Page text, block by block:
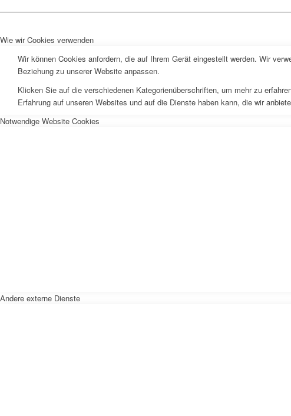
Wie wir Cookies verwenden
Wir können Cookies anfordern, die auf Ihrem Gerät eingestellt werden. Wir
Beziehung zu unserer Website anpassen.
Klicken Sie auf die verschiedenen Kategorienüberschriften, um mehr zu
Erfahrung auf unseren Websites und auf die Dienste haben kann, die wir
Notwendige Website Cookies
Andere externe Dienste